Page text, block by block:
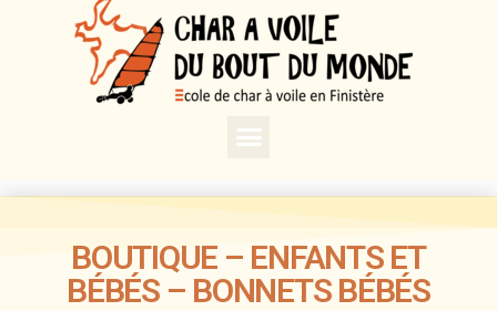
BOUTIQUE – ENFANTS ET
BÉBÉS – BONNETS BÉBÉS